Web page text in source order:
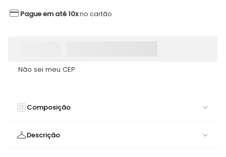
Pague em até 10xno cartão
Não sei meu CEP
Composição
Descrição